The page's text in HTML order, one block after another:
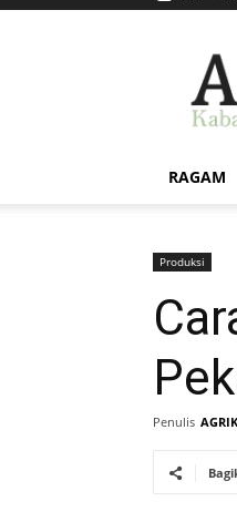
RAGAM
Produksi
Penulis